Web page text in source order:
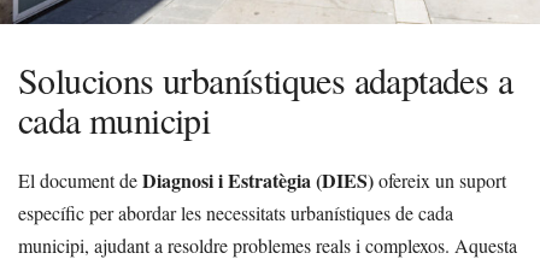
Solucions urbanístiques adaptades a
cada municipi
El document deDiagnosi i Estratègia (DIES)ofereix un suport
específic per abordar les necessitats urbanístiques de cada
municipi, ajudant a resoldre problemes reals i complexos. Aquesta